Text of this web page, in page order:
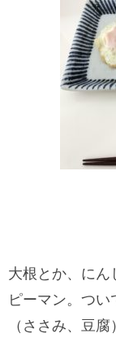
大根とか、にん
ピーマン。つ
（ささみ、豆腐